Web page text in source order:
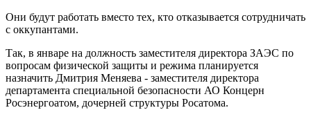
Они будут работать вместо тех, кто отказывается сотрудничать
с оккупантами.
Так, в январе на должность заместителя директора ЗАЭС по
вопросам физической защиты и режима планируется
назначить Дмитрия Меняева - заместителя директора
департамента специальной безопасности АО Концерн
Росэнергоатом, дочерней структуры Росатома.